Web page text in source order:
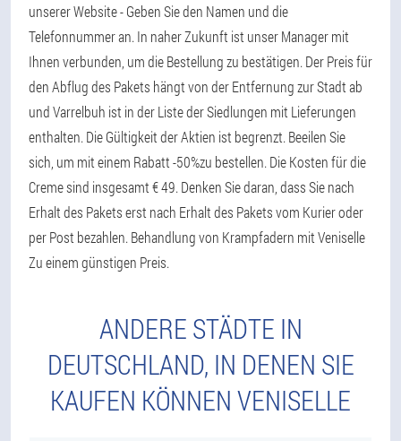
unserer Website - Geben Sie den Namen und die
Telefonnummer an. In naher Zukunft ist unser Manager mit
Ihnen verbunden, um die Bestellung zu bestätigen. Der Preis für
den Abflug des Pakets hängt von der Entfernung zur Stadt ab
und Varrelbuh ist in der Liste der Siedlungen mit Lieferungen
enthalten. Die Gültigkeit der Aktien ist begrenzt. Beeilen Sie
sich, um mit einem Rabatt -50%zu bestellen. Die Kosten für die
Creme sind insgesamt € 49. Denken Sie daran, dass Sie nach
Erhalt des Pakets erst nach Erhalt des Pakets vom Kurier oder
per Post bezahlen. Behandlung von Krampfadern mit Veniselle
Zu einem günstigen Preis.
ANDERE STÄDTE IN
DEUTSCHLAND, IN DENEN SIE
KAUFEN KÖNNEN VENISELLE